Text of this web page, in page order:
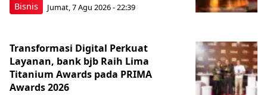
Bisnis Jumat, 7 Agu 2026 - 22:39
Transformasi Digital Perkuat
Layanan, bank bjb Raih Lima
Titanium Awards pada PRIMA
Awards 2026